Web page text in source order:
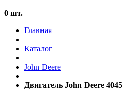
0 шт.
Главная
Каталог
John Deere
Двигатель John Deere 4045